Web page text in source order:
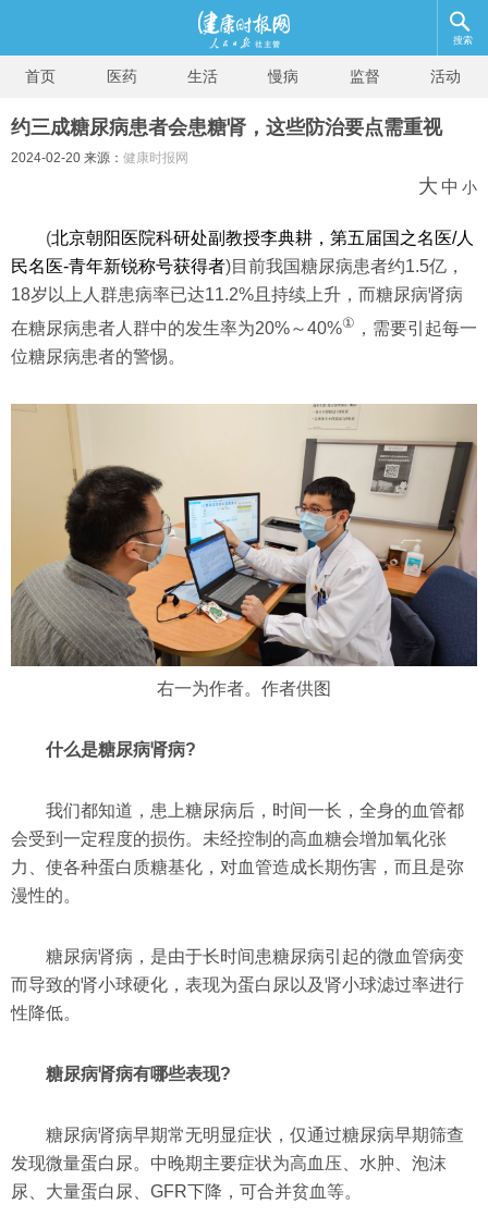
搜索
首页 医药 生活 慢病 监督 活动
约三成糖尿病患者会患糖肾，这些防治要点需重视
2024-02-20 来源： 健康时报网
大 中 小
(北京朝阳医院科研处副教授李典耕，第五届国之名医/人
民名医-青年新锐称号获得者)目前我国糖尿病患者约1.5亿，
18岁以上人群患病率已达11.2%且持续上升，而糖尿病肾病
在糖尿病患者人群中的发生率为20%～40%① ，需要引起每一
位糖尿病患者的警惕。
右一为作者。作者供图
什么是糖尿病肾病?
我们都知道，患上糖尿病后，时间一长，全身的血管都
会受到一定程度的损伤。未经控制的高血糖会增加氧化张
力、使各种蛋白质糖基化，对血管造成长期伤害，而且是弥
漫性的。
糖尿病肾病，是由于长时间患糖尿病引起的微血管病变
而导致的肾小球硬化，表现为蛋白尿以及肾小球滤过率进行
性降低。
糖尿病肾病有哪些表现?
糖尿病肾病早期常无明显症状，仅通过糖尿病早期筛查
发现微量蛋白尿。中晚期主要症状为高血压、水肿、泡沫
尿、大量蛋白尿、GFR下降，可合并贫血等。